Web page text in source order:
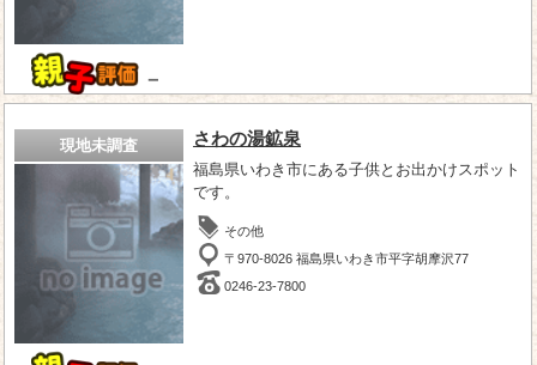
－
現地未調査 さわの湯鉱泉
福島県いわき市にある子供とお出かけスポット
です。
その他
〒970-8026 福島県いわき市平字胡摩沢77
0246-23-7800